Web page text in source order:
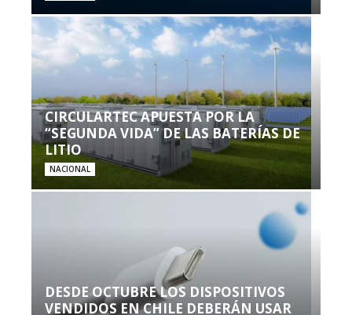
CIRCULARTEC APUESTA POR LA
“SEGUNDA VIDA” DE LAS BATERÍAS DE
LITIO
NACIONAL
DESDE OCTUBRE LOS DISPOSITIVOS
VENDIDOS EN CHILE DEBERÁN USAR